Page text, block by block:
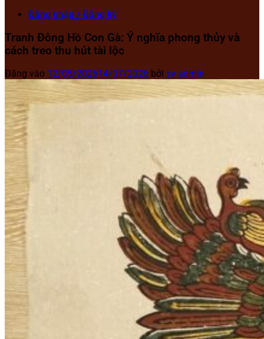
Đăng nhập / Đăng ký
Tranh Đông Hồ Con Gà: Ý nghĩa phong thủy và
cách treo thu hút tài lộc
Đăng vào 12/05/202614/07/2026 bởi sv admin